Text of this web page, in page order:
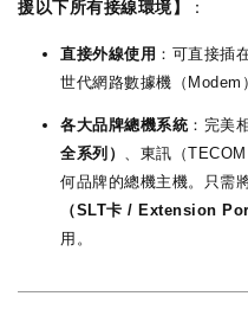
援以下所有接線環境】
：
直接外線使用 ：可直接插
世代網路數據機（Modem
各大品牌總機系統：完美
全系列）
、東訊（
何品牌的總機主機。只需
（SLT卡 / Extension
用。